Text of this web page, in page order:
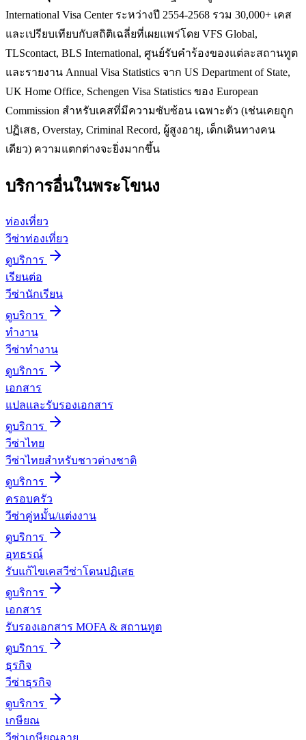
International Visa Center ระหว่างปี 2554-2568 รวม 30,000+ เคส
และเปรียบเทียบกับสถิติเฉลี่ยที่เผยแพร่โดย VFS Global,
TLScontact, BLS International, ศูนย์รับคำร้องของแต่ละสถานทูต
และรายงาน Annual Visa Statistics จาก US Department of State,
UK Home Office, Schengen Visa Statistics ของ European
Commission สำหรับเคสที่มีความซับซ้อน เฉพาะตัว (เช่นเคยถูก
ปฏิเสธ, Overstay, Criminal Record, ผู้สูงอายุ, เด็กเดินทางคน
เดียว) ความแตกต่างจะยิ่งมากขึ้น
บริการอื่นในพระโขนง
ท่องเที่ยว
วีซ่าท่องเที่ยว
ดูบริการ
เรียนต่อ
วีซ่านักเรียน
ดูบริการ
ทำงาน
วีซ่าทำงาน
ดูบริการ
เอกสาร
แปลและรับรองเอกสาร
ดูบริการ
วีซ่าไทย
วีซ่าไทยสำหรับชาวต่างชาติ
ดูบริการ
ครอบครัว
วีซ่าคู่หมั้น/แต่งงาน
ดูบริการ
อุทธรณ์
รับแก้ไขเคสวีซ่าโดนปฏิเสธ
ดูบริการ
เอกสาร
รับรองเอกสาร MOFA & สถานทูต
ดูบริการ
ธุรกิจ
วีซ่าธุรกิจ
ดูบริการ
เกษียณ
วีซ่าเกษียณอายุ